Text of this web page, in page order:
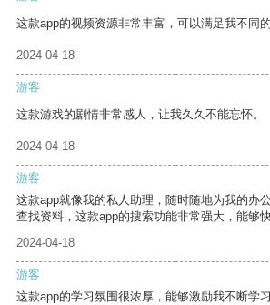
这款app的视频资源非常丰富，可以满足我不同的
2024-04-18
游客
这款游戏的剧情非常感人，让我久久不能忘怀。
2024-04-18
游客
这款app就像我的私人助理，随时随地为我的办
查找资料，这款app的搜索功能非常强大，能够
2024-04-18
游客
这款app的学习氛围很浓厚，能够激励我不断学